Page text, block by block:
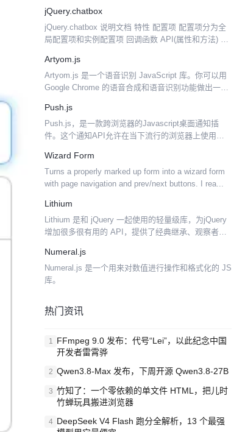
向量 SVG 的高质...
jQuery.chatbox
jQuery.chatbox 说明文档 特性 配置项 配置项分为全
局配置项和实例配置项 回调函数 API(属性和方法) 调
Artyom.js
Artyom.js 是一个语音识别 JavaScript 库。你可以用
Google Chrome 的语音合成和语音识别功能做出一些
的 Siri、G...
Push.js
Push.js，是一款跨浏览器的Javascript桌面通知插
件。这个通知API允许在当下流行的浏览器上使用，
知到用户桌面...
Wizard Form
Turns a properly marked up form into a wizard form
with page navigation and prev/next buttons. I rea...
Lithium
Lithium 是和 jQuery 一起使用的轻量级库，为jQuery
增加很多很有用的 API，提供了经典继承、观察者
1.6，1.8 填充物等支持。...
Numeral.js
Numeral.js 是一个用来对数值进行操作和格式化的 JS
库。
热门资讯
1 FFmpeg 9.0 发布：代号“Lei”，以此纪念中国
开发者雷霄骅
2 Qwen3.8-Max 发布，下周开源 Qwen3.8-27B
3 竹知了：一个零依赖的单文件 HTML，把儿时
竹蝉玩具搬进浏览器
4 DeepSeek V4 Flash 跑分全解析，13 个最强